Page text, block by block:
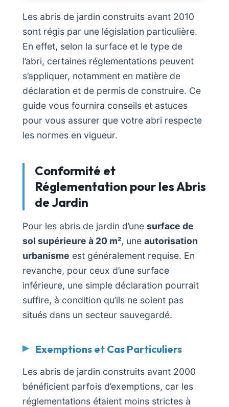
Les abris de jardin construits avant 2010
sont régis par une législation particulière.
En effet, selon la surface et le type de
l’abri, certaines réglementations peuvent
s’appliquer, notamment en matière de
déclaration et de permis de construire. Ce
guide vous fournira conseils et astuces
pour vous assurer que votre abri respecte
les normes en vigueur.
Conformité et
Réglementation pour les Abris
de Jardin
Pour les abris de jardin d’une surface de
sol supérieure à 20 m², une autorisation
urbanisme est généralement requise. En
revanche, pour ceux d’une surface
inférieure, une simple déclaration pourrait
suffire, à condition qu’ils ne soient pas
situés dans un secteur sauvegardé.
Exemptions et Cas Particuliers
Les abris de jardin construits avant 2000
bénéficient parfois d’exemptions, car les
réglementations étaient moins strictes à